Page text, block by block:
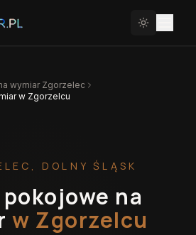
wymiarZgorzelec
w Zgorzelcu
, DOLNY ŚLĄSK
na
w Zgorzelcu